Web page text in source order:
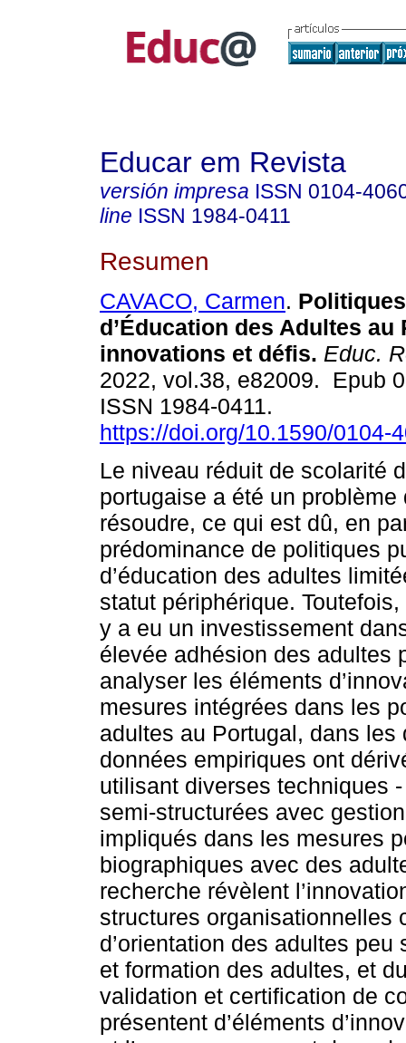
Educar em Revista
versión impresa ISSN 0104-
line ISSN 1984-0411
Resumen
CAVACO, Carmen.
d’Éducation des Adultes au
innovations et défis. Educ.
2022, vol.38, e82009. Epub
ISSN 1984-0411.
https://doi.org/10.1590/0104-
Le niveau réduit de scolarité
portugaise a été un problème
résoudre, ce qui est dû, en
prédominance de politiques
d’éducation des adultes
statut périphérique.
y a eu un investissement
élevée adhésion des adultes
analyser les éléments
mesures intégrées dans les
adultes au Portugal, dans
données empiriques ont
utilisant diverses techniques
semi-structurées avec
impliqués dans les mesures
biographiques avec des
recherche révèlent
structures organisationnelles
d’orientation des adultes
et formation des adultes, et
validation et certification de
présentent d’éléments